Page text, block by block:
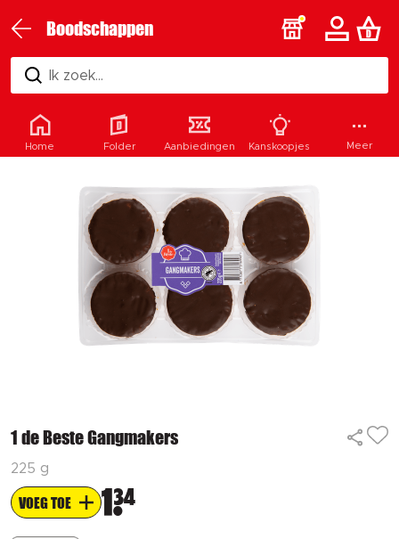
Boodschappen
Ik zoek...
1 de Beste Gangmakers
225 g
VOEG TOE 1 34
Home Folder Aanbiedingen Kanskoopjes Meer